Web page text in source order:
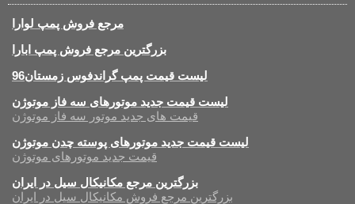
مرجع فروش پمپ لوارا
بزرگترین مرجع فروش پمپ ابارا
لیست قیمت پمپ گراندفوس زمستان96
لیست قیمت جدید موتورهای سه فاز موتوژن
قیمت های جدید موتور سه فاز موتوژن
لیست قیمت جدید موتورهای پوسته چدن موتوژن
قیمت جدید موتورهای موتوژن
بزرگترین مرجع مکانیکال سیل در ایران
بزرگترین مرجع فروش مکانیکال سیل در ایران